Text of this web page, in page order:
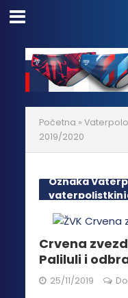
Početna »
2019/2020
Oznaka
Crvena
Paliluli i
25/11/2019